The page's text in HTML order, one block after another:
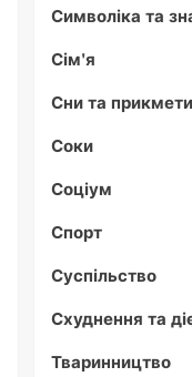
Символіка та
Сім'я
Сни та прикмети
Соки
Соціум
Спорт
Суспільство
Схуднення та
Тваринництво